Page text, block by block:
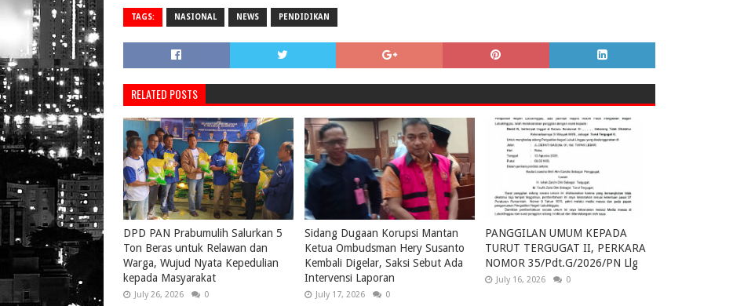
TAGS: NASIONAL NEWS PENDIDIKAN
RELATED POSTS
DPD PAN Prabumulih Salurkan 5
Ton Beras untuk Relawan dan
Warga, Wujud Nyata Kepedulian
kepada Masyarakat
July 26, 2026 0
Sidang Dugaan Korupsi Mantan
Ketua Ombudsman Hery Susanto
Kembali Digelar, Saksi Sebut Ada
Intervensi Laporan
July 17, 2026 0
PANGGILAN UMUM KEPADA
TURUT TERGUGAT II, PERKARA
NOMOR 35/Pdt.G/2026/PN Llg
July 16, 2026 0